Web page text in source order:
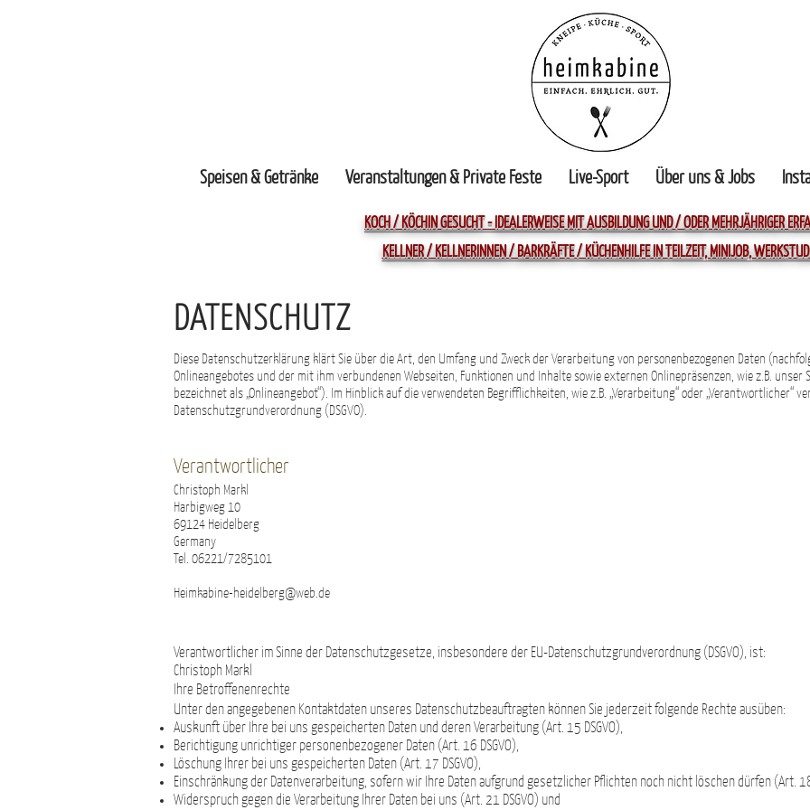
Speisen & Getränke Veranstaltungen & Private Feste Live-Sport Über uns & Jobs
KOCH / KÖCHIN GESUCHT - IDEALERWEISE MIT AUSBILDUNG UND / ODER MEHRJÄHRIGER
KELLNER / KELLNERINNEN / BARKRÄFTE / KÜCHENHILFE IN TEILZEIT, MINIJOB,
DATENSCHUTZ
Diese Datenschutzerklärung klärt Sie über die Art, den Umfang und Zweck der Verarbeitung von personenbezogenen Daten
Onlineangebotes und der mit ihm verbundenen Webseiten, Funktionen und Inhalte sowie externen Onlinepräsenzen, wie z.B. unser
bezeichnet als „Onlineangebot“). Im Hinblick auf die verwendeten Begrifflichkeiten, wie z.B. „Verarbeitung“ oder „Verantwortlicher“
Datenschutzgrundverordnung (DSGVO).
Verantwortlicher
Christoph Markl
Harbigweg 10
69124 Heidelberg
Germany
Tel. 06221/7285101
Heimkabine-heidelberg@web.de
Verantwortlicher im Sinne der Datenschutzgesetze, insbesondere der EU-Datenschutzgrundverordnung (DSGVO), ist:
Christoph Markl
Ihre Betroffenenrechte
Unter den angegebenen Kontaktdaten unseres Datenschutzbeauftragten können Sie jederzeit folgende Rechte ausüben:
Auskunft über Ihre bei uns gespeicherten Daten und deren Verarbeitung (Art. 15 DSGVO),
Berichtigung unrichtiger personenbezogener Daten (Art. 16 DSGVO),
Löschung Ihrer bei uns gespeicherten Daten (Art. 17 DSGVO),
Einschränkung der Datenverarbeitung, sofern wir Ihre Daten aufgrund gesetzlicher Pflichten noch nicht löschen dürfen (Art. 18
Widerspruch gegen die Verarbeitung Ihrer Daten bei uns (Art. 21 DSGVO) und